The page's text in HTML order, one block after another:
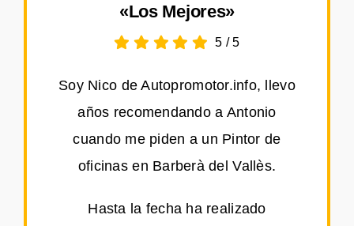
«Los Mejores»
5 /5
Soy Nico de Autopromotor.info, llevo
años recomendando a Antonio
cuando me piden a un Pintor de
oficinas en Barberà del Vallès.
Hasta la fecha ha realizado